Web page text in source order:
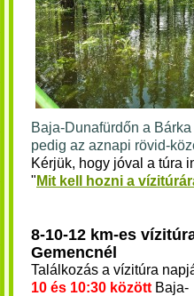
Baja-Dunafürdőn a
pedig az aznapi rövid-
Kérjük, hogy jóval a túra
" Mit kell hozni a
8-10-12 km-es
Gemencnél
Találkozás a vízitúra
10 és 10:30 között Baja-